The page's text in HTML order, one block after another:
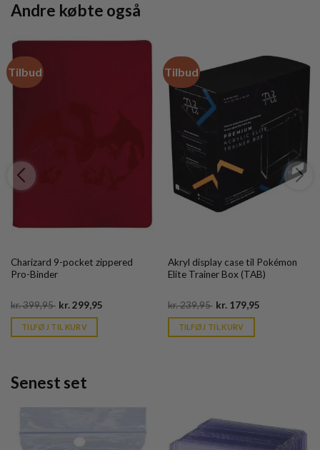
Andre købte også
Tilbud
Charizard 9-pocket zippered
Pro-Binder
kr.399,95 Original
was:
kr. 399,95.
kr.299,95
TILFØJ TIL KURV
Tilbud
Akryl display case til Pokémon
Elite Trainer Box (TAB)
kr.239,95 Original
was:
kr. 239,95.
kr.179,95Current
TILFØJ TIL KURV
Senest set